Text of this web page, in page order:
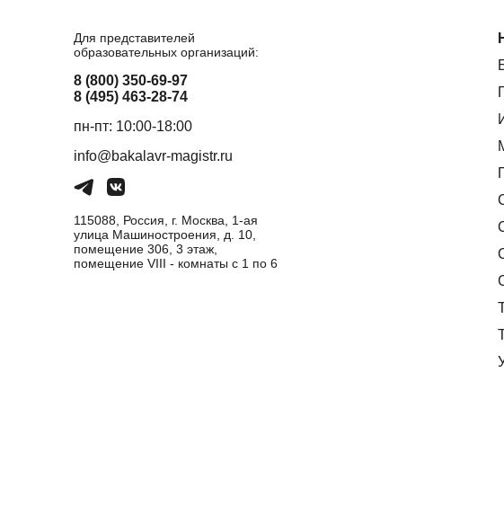
Для представителей
образовательных организаций:
8 (800) 350-69-97
8 (495) 463-28-74
пн-пт: 10:00-18:00
info@bakalavr-magistr.ru
115088, Россия, г. Москва, 1-ая
улица Машиностроения, д. 10,
помещение 306, 3 этаж,
помещение VIII - комнаты с 1 по 6